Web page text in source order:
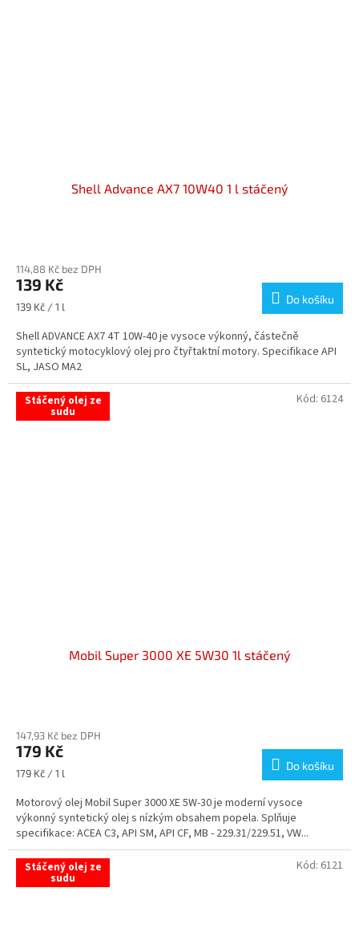
Shell Advance AX7 10W40 1 l stáčený
produktu
je
4,3
5
hvězdiček.
114,88 Kč bez DPH
139 Kč
Měrná
139 Kč / 1 l
Do košíku
Shell ADVANCE AX7 4T 10W-40 je vysoce výkonný, částečně
syntetický motocyklový olej pro čtyřtaktní motory. Specifikace API
SL, JASO MA2
Stáčený olej ze
sudu
Mobil Super 3000 XE 5W30 1l stáčený
produktu
je
4,5
5
hvězdiček.
147,93 Kč bez DPH
179 Kč
Měrná
179 Kč / 1 l
Do košíku
Motorový olej Mobil Super 3000 XE 5W-30 je moderní vysoce
výkonný syntetický olej s nízkým obsahem popela. Splňuje
specifikace: ACEA C3, API SM, API CF, MB - 229.31/229.51, VW...
Kód: 6124
Stáčený olej ze
sudu
Kód: 6121